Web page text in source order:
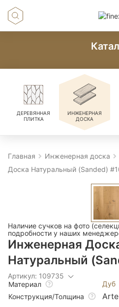
ДЕРЕВЯННАЯ
ПЛИТКА
ИНЖЕНЕРНАЯ
ДОСКА
Главная
Инженерная доска
Доска Натуральный (Sanded)
Наличие сучков на фото
подробности у наших
Инженерная
Натуральный
Артикул: 109735
Материал
Дуб
Конструкция/Толщина